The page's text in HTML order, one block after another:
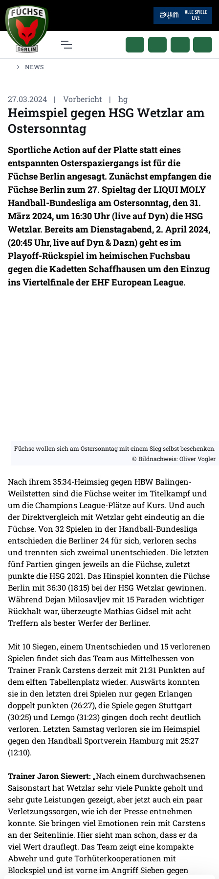
NEWS
27.03.2024 | Vorbericht | hg
Heimspiel gegen HSG Wetzlar am
Ostersonntag
Sportliche Action auf der Platte statt eines
entspannten Osterspaziergangs ist für die
Füchse Berlin angesagt. Zunächst empfangen die
Füchse Berlin zum 27. Spieltag der LIQUI MOLY
Handball-Bundesliga am Ostersonntag, den 31.
März 2024, um 16:30 Uhr (live auf Dyn) die HSG
Wetzlar. Bereits am Dienstagabend, 2. April 2024,
(20:45 Uhr, live auf Dyn & Dazn) geht es im
Playoff-Rückspiel im heimischen Fuchsbau
gegen die Kadetten Schaffhausen um den Einzug
ins Viertelfinale der EHF European League.
Füchse wollen sich am Ostersonntag mit einem Sieg selbst beschenken.
© Bildnachweis: Oliver Vogler
Nach ihrem 35:34-Heimsieg gegen HBW Balingen-
Weilstetten sind die Füchse weiter im Titelkampf und
um die Champions League-Plätze auf Kurs. Und auch
der Direktvergleich mit Wetzlar geht eindeutig an die
Füchse. Von 32 Spielen in der Handball-Bundesliga
entschieden die Berliner 24 für sich, verloren sechs
und trennten sich zweimal unentschieden. Die letzten
fünf Partien gingen jeweils an die Füchse, zuletzt
punkte die HSG 2021. Das Hinspiel konnten die Füchse
Berlin mit 36:30 (18:15) bei der HSG Wetzlar gewinnen.
Während Dejan Milosavljev mit 15 Paraden wichtiger
Rückhalt war, überzeugte Mathias Gidsel mit acht
Treffern als bester Werfer der Berliner.
Mit 10 Siegen, einem Unentschieden und 15 verlorenen
Spielen findet sich das Team aus Mittelhessen von
Trainer Frank Carstens derzeit mit 21:31 Punkten auf
dem elften Tabellenplatz wieder. Auswärts konnten
sie in den letzten drei Spielen nur gegen Erlangen
doppelt punkten (26:27), die Spiele gegen Stuttgart
(30:25) und Lemgo (31:23) gingen doch recht deutlich
verloren. Letzten Samstag verloren sie im Heimspiel
gegen den Handball Sportverein Hamburg mit 25:27
(12:10).
Trainer Jaron Siewert: „Nach einem durchwachsenen
Saisonstart hat Wetzlar sehr viele Punkte geholt und
sehr gute Leistungen gezeigt, aber jetzt auch ein paar
Verletzungssorgen, wie ich der Presse entnehmen
konnte. Sie bringen viel Emotionen rein mit Carstens
an der Seitenlinie. Hier sieht man schon, dass er da
viel Wert drauflegt. Das Team zeigt eine kompakte
Abwehr und gute Torhüterkooperationen mit
Blockspiel und ist vorne im Angriff Sieben gegen